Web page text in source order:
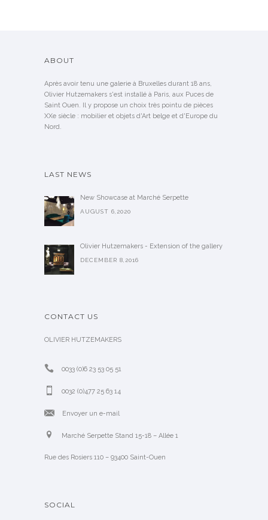
ABOUT
Après avoir tenu une galerie à Bruxelles durant 18 ans,
Olivier Hutzemakers s'est installé à Paris, aux Puces de
Saint Ouen. Il y propose un choix très pointu de pièces
XXe siècle : mobilier et objets d'Art belge et d'Europe du
Nord.
LAST NEWS
New Showcase at Marché Serpette
AUGUST 6,2020
Olivier Hutzemakers - Extension of the gallery
DECEMBER 8,2016
CONTACT US
OLIVIER HUTZEMAKERS
0033 (0)6 23 53 05 51
0032 (0)477 25 63 14
Envoyer un e-mail
Marché Serpette Stand 15-18 – Allée 1
Rue des Rosiers 110 – 93400 Saint-Ouen
SOCIAL